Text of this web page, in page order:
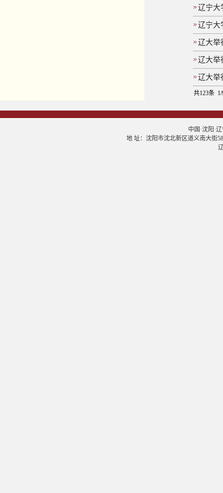
辽宁大
辽宁大
辽大举
辽大举
辽大举
共123条
中国·沈阳·
地 址：沈阳市沈北新区道义南大街